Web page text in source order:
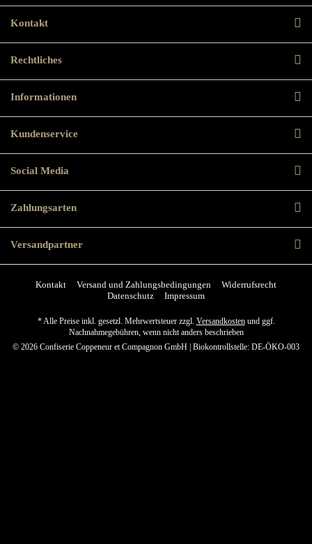
Kontakt
Rechtliches
Informationen
Kundenservice
Social Media
Zahlungsarten
Versandpartner
Kontakt Versand und Zahlungsbedingungen
Widerrufsrecht
Datenschutz
Impressum
* Alle Preise inkl. gesetzl. Mehrwertsteuer zzgl. Versandkostenund ggf.
Nachnahmegebühren, wenn nicht anders beschrieben
© 2026 Confiserie Coppeneur et Compagnon GmbH | Biokontrollstelle: DE-ÖKO-003